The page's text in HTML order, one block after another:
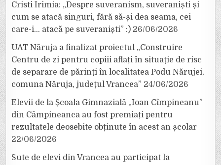
Cristi Irimia: „Despre suveranism, suveraniști și
cum se atacă singuri, fără să-și dea seama, cei
care-i… atacă pe suveraniști” :) 26/06/2026
UAT Năruja a finalizat proiectul „Construire
Centru de zi pentru copiii aflați în situație de risc
de separare de părinți în localitatea Podu Nărujei,
comuna Năruja, județul Vrancea” 24/06/2026
Elevii de la Școala Gimnazială „Ioan Cîmpineanu”
din Câmpineanca au fost premiați pentru
rezultatele deosebite obținute în acest an școlar
22/06/2026
Sute de elevi din Vrancea au participat la